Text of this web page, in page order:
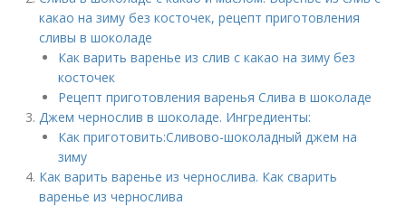
какао на зиму без косточек, рецепт приготовления
сливы в шоколаде
Как варить варенье из слив с какао на зиму без
косточек
Рецепт приготовления варенья Слива в шоколаде
Джем чернослив в шоколаде. Ингредиенты:
Как приготовить:Сливово-шоколадный джем на
зиму
Как варить варенье из чернослива. Как сварить
варенье из чернослива